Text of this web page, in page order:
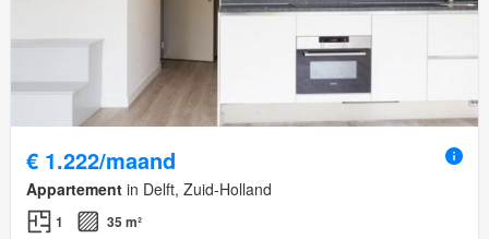
€ 1.222/maand
Appartement in Delft, Zuid-Holland
1
35 m²